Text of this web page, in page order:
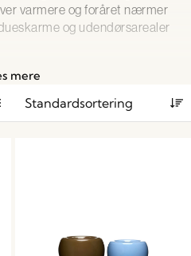
varmere og foråret nærmer
og udendørsarealer
med dig?
mere